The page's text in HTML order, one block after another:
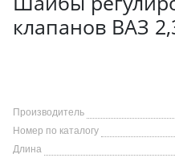
клапанов ВАЗ
Производитель
Номер по каталогу
Длина